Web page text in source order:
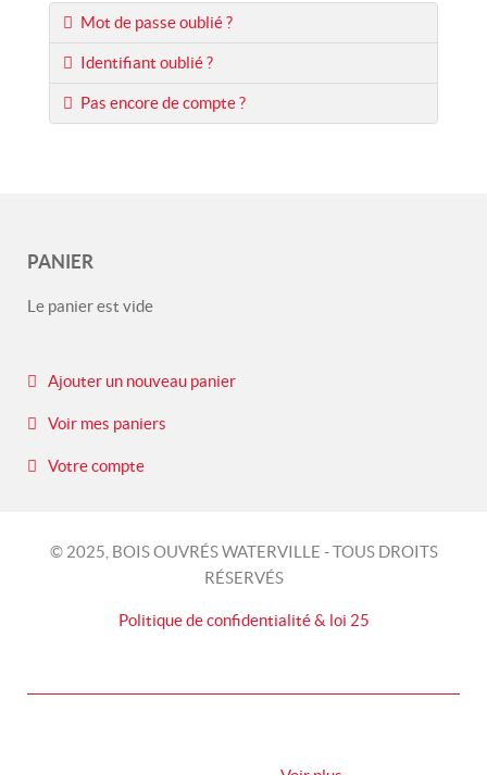
Mot de passe oublié ?
Identifiant oublié ?
Pas encore de compte ?
PANIER
Le panier est vide
Ajouter un nouveau panier
Voir mes paniers
Votre compte
© 2025, BOIS OUVRÉS WATERVILLE - TOUS DROITS
RÉSERVÉS
Politique de confidentialité & loi 25